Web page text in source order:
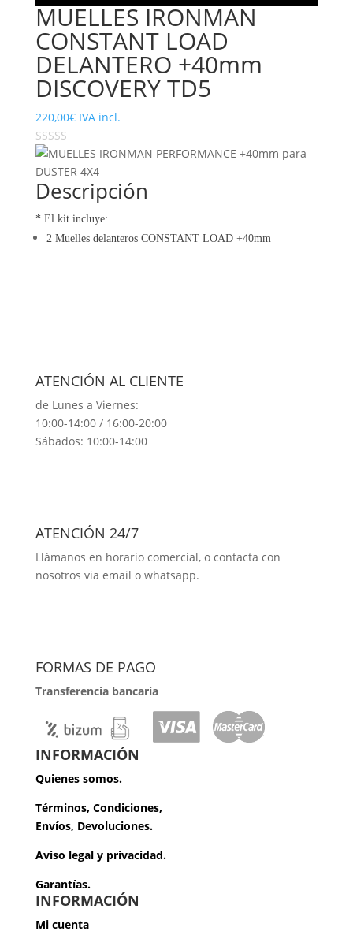
MUELLES IRONMAN
CONSTANT LOAD
DELANTERO +40mm
DISCOVERY TD5
220,00€ IVA incl.
Descripción
* El kit incluye:
2 Muelles delanteros CONSTANT LOAD +40mm
ATENCIÓN AL CLIENTE
de Lunes a Viernes:
10:00-14:00 / 16:00-20:00
Sábados: 10:00-14:00
ATENCIÓN 24/7
Llámanos en horario comercial, o contacta con
nosotros via email o whatsapp.
FORMAS DE PAGO
Transferencia bancaria
INFORMACIÓN
Quienes somos.
Términos, Condiciones,
Envíos, Devoluciones.
Aviso legal y privacidad.
Garantías.
INFORMACIÓN
Mi cuenta